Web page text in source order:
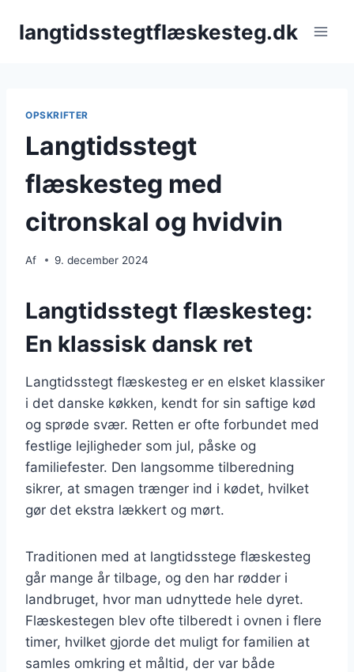
langtidsstegtflæskesteg.dk
OPSKRIFTER
Langtidsstegt
flæskesteg med
citronskal og hvidvin
Af 9. december 2024
Langtidsstegt flæskesteg:
En klassisk dansk ret
Langtidsstegt flæskesteg er en elsket klassiker
i det danske køkken, kendt for sin saftige kød
og sprøde svær. Retten er ofte forbundet med
festlige lejligheder som jul, påske og
familiefester. Den langsomme tilberedning
sikrer, at smagen trænger ind i kødet, hvilket
gør det ekstra lækkert og mørt.
Traditionen med at langtidsstege flæskesteg
går mange år tilbage, og den har rødder i
landbruget, hvor man udnyttede hele dyret.
Flæskestegen blev ofte tilberedt i ovnen i flere
timer, hvilket gjorde det muligt for familien at
samles omkring et måltid, der var både